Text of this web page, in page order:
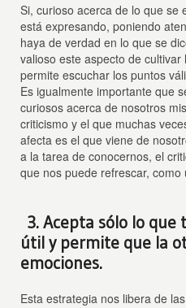
Si, curioso acerca de lo que se
está expresando, poniendo
haya de verdad en lo que se
valioso este aspecto de
permite escuchar los puntos
Es igualmente importante que
curiosos acerca de nosotros
criticismo y el que muchas
afecta es el que viene de
a la tarea de conocernos, el
que nos puede refrescar,
3. Acepta sólo lo
útil y permite que la
emociones.
Esta estrategia nos libera de